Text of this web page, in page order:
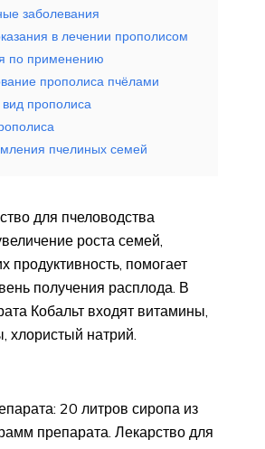
заболевания
в лечении прополисом
по применению
прополиса пчёлами
прополиса
пчелиных семей
для пчеловодства
роста семей,
продуктивность, помогает
получения расплода. В
Кобальт входят витамины,
хлористый натрий.
20 литров сиропа из
препарата. Лекарство для